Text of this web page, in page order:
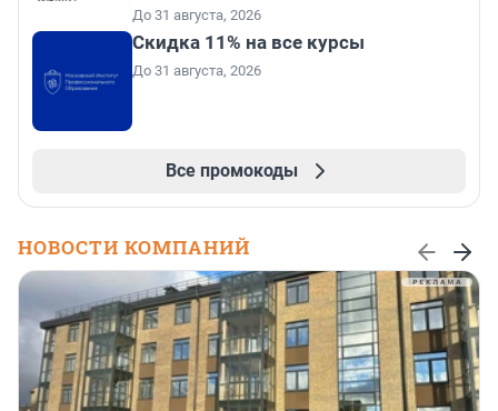
До 31 августа, 2026
Скидка 11% на все курсы
До 31 августа, 2026
Все промокоды
НОВОСТИ КОМПАНИЙ